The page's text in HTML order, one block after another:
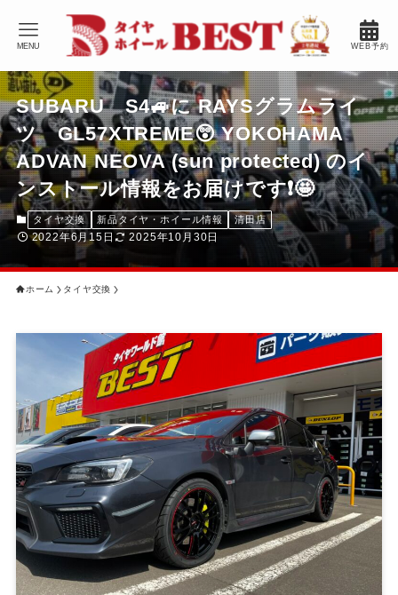
WEB予約
MENU
SUBARU S4🚙に RAYSグラムライ
ツ GL57XTREME😲 YOKOHAMA
ADVAN NEOVA (sun protected) のイ
ンストール情報をお届けです❗️🤩
タイヤ交換 新品タイヤ・ホイール情報 清田店
2022年6月15日 2025年10月30日
ホーム タイヤ交換